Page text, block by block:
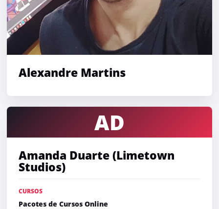
Alexandre Martins
AD
Amanda Duarte (Limetown
Studios)
CURSOS
Pacotes de Cursos Online